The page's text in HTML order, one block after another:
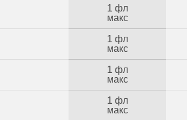
1 фл
макс
1 фл
макс
1 фл
макс
1 фл
макс